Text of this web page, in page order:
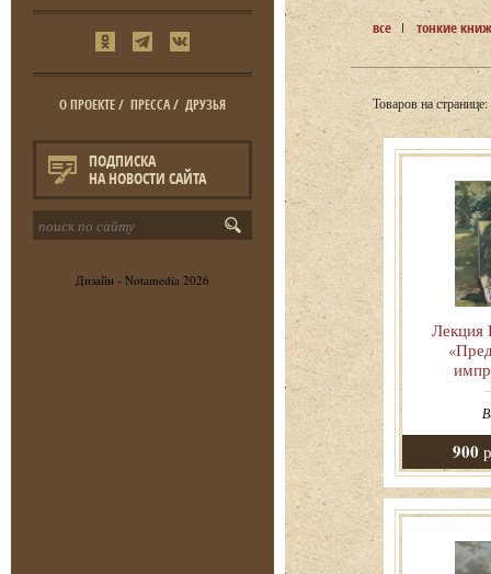
О ПРОЕКТЕ/ ПРЕССА/ ДРУЗЬЯ
ПОДПИСКА
НА НОВОСТИ САЙТА
Дизайн - Notamedia 2026
все тонкие
Товаров на странице:
Лекция
900